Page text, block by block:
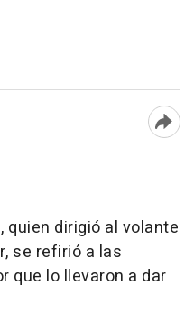
quien dirigió al volante
se refirió a las
que lo llevaron a dar